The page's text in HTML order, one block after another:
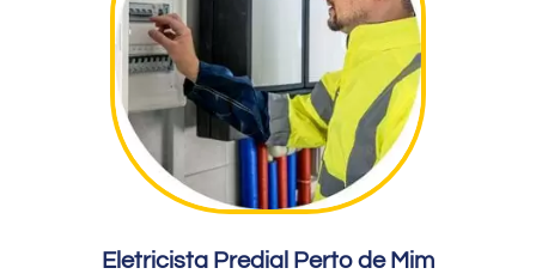
Eletricista Predial Perto de Mim